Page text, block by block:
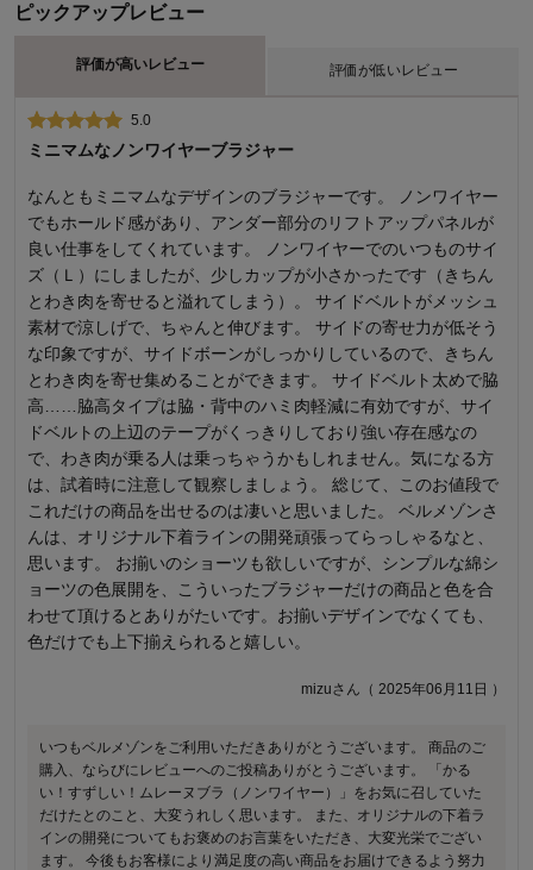
ピックアップレビュー
評価が高いレビュー 評価が低いレビュー
5.0
ミニマムなノンワイヤーブラジャー
なんともミニマムなデザインのブラジャーです。 ノンワイヤー
でもホールド感があり、アンダー部分のリフトアップパネルが
良い仕事をしてくれています。 ノンワイヤーでのいつものサイ
ズ（Ｌ）にしましたが、少しカップが小さかったです（きちん
とわき肉を寄せると溢れてしまう）。 サイドベルトがメッシュ
素材で涼しげで、ちゃんと伸びます。 サイドの寄せ力が低そう
な印象ですが、サイドボーンがしっかりしているので、きちん
とわき肉を寄せ集めることができます。 サイドベルト太めで脇
高……脇高タイプは脇・背中のハミ肉軽減に有効ですが、サイ
ドベルトの上辺のテープがくっきりしており強い存在感なの
で、わき肉が乗る人は乗っちゃうかもしれません。気になる方
は、試着時に注意して観察しましょう。 総じて、このお値段で
これだけの商品を出せるのは凄いと思いました。 ベルメゾンさ
んは、オリジナル下着ラインの開発頑張ってらっしゃるなと、
思います。 お揃いのショーツも欲しいですが、シンプルな綿シ
ョーツの色展開を、こういったブラジャーだけの商品と色を合
わせて頂けるとありがたいです。お揃いデザインでなくても、
色だけでも上下揃えられると嬉しい。
mizuさん（ 2025年06月11日 ）
いつもベルメゾンをご利用いただきありがとうございます。 商品のご
購入、ならびにレビューへのご投稿ありがとうございます。 「かる
い！すずしい！ムレーヌブラ（ノンワイヤー）」をお気に召していた
だけたとのこと、大変うれしく思います。 また、オリジナルの下着ラ
インの開発についてもお褒めのお言葉をいただき、大変光栄でござい
ます。 今後もお客様により満足度の高い商品をお届けできるよう努力
1.0
年齢別のブラを作るべき
年齢的に体重が同じでも体型は変わってくるし、体調により締
め付けも苦手になってくる 実際10年前と体型は変わらないが 購
入する下着のサイズは変わってきている 今回LLサイズで初めて
購入してみたが つけてみた時は ストレッチが効いていてこれ
でいいなと感じたが 背中の部分のひも調節に金具が使ってあ
り ストレッチが効いている分体に食い込み しばらくすると
丸く跡が付いており これでは背もたれがある所でしたらさら
にひどいことになっていたと思う 触ると強くものを押し付けた
後のように痛い感じが残ってしまった 普段は ほぼLサイズで
あるが 年齢的に体型が変わってきた方用の シリーズを出す も
しくは若い方向けですと書いていただけたら助かるかなぁと思
ったりもします 20代のL 、60代のLはずいぶん違うと思います
ゆきだるまさん（ 2026年07月06日 ）
商品のご購入、ならびにレビューへのご投稿ありがとうございます。
ストラップ調節部分の肌当たりが合わず、ご満足いただける着用感で
お届けできず誠に申し訳ございません。本商品は快適な着用感を追求
げます。年齢に伴う体型の変化に応じたサイズ設計やご案内に関する
す。貴重なご意見ありがとうございました。
千趣会 担当者
15人が参考になりました